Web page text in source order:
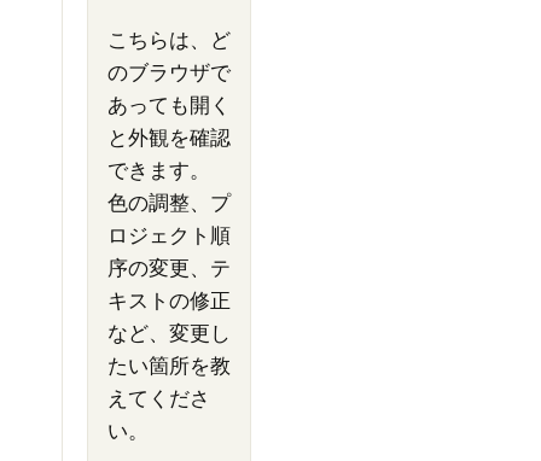
こちらは、ど
のブラウザで
あっても開く
と外観を確認
できます。
色の調整、プ
ロジェクト順
序の変更、テ
キストの修正
など、変更し
たい箇所を教
えてくださ
い。